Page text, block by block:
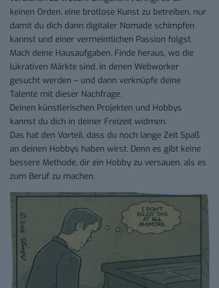
keinen Orden, eine brotlose Kunst zu betreiben, nur
damit du dich dann digitaler Nomade schimpfen
kannst und einer vermeintlichen Passion folgst.
Mach deine Hausaufgaben. Finde heraus, wo die
lukrativen Märkte sind, in denen Webworker
gesucht werden – und dann verknüpfe deine
Talente mit dieser Nachfrage.
Deinen künstlerischen Projekten und Hobbys
kannst du dich in deiner Freizeit widmen.
Das hat den Vorteil, dass du noch lange Zeit Spaß
an deinen Hobbys haben wirst. Denn es gibt keine
bessere Methode, dir ein Hobby zu versauen, als es
zum Beruf zu machen.